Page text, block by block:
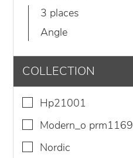
3 places
angle
COLLECTION
hp21001
modern_o prm1169
nordic